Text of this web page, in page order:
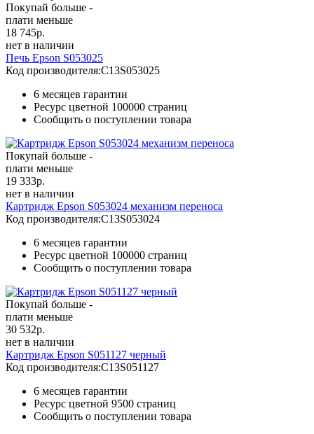
Покупай больше -
плати меньше
18 745р.
нет в наличии
Печь Epson S053025
Код производителя:C13S053025
6 месяцев гарантии
Ресурс цветной 100000 страниц
Сообщить о поступлении товара
Покупай больше -
плати меньше
19 333р.
нет в наличии
Картридж Epson S053024 механизм переноса
Код производителя:C13S053024
6 месяцев гарантии
Ресурс цветной 100000 страниц
Сообщить о поступлении товара
Покупай больше -
плати меньше
30 532р.
нет в наличии
Картридж Epson S051127 черный
Код производителя:C13S051127
6 месяцев гарантии
Ресурс цветной 9500 страниц
Сообщить о поступлении товара